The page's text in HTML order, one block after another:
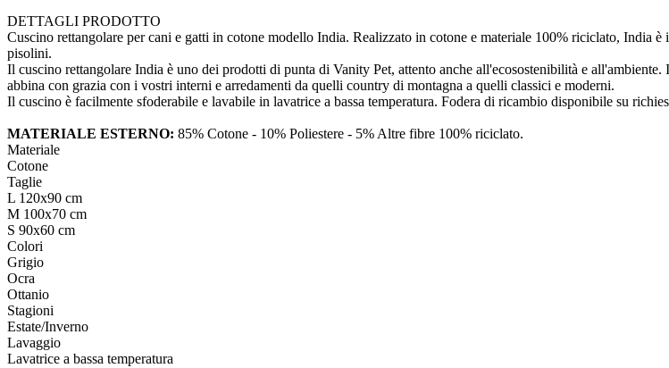
DETTAGLI PRODOTTO
Cuscino rettangolare per cani e gatti in cotone modello India. Realizzato in cotone e materiale 100% riciclato, India
pisolini.
Il cuscino rettangolare India è uno dei prodotti di punta di Vanity Pet, attento anche all'ecosostenibilità e
abbina con grazia con i vostri interni e arredamenti da quelli country di montagna a quelli classici e moderni.
Il cuscino è facilmente sfoderabile e lavabile in lavatrice a bassa temperatura. Fodera di ricambio disponibile su
MATERIALE ESTERNO: 85% Cotone - 10% Poliestere - 5% Altre fibre 100% riciclato.
Materiale
Cotone
Taglie
L 120x90 cm
M 100x70 cm
S 90x60 cm
Colori
Grigio
Ocra
Ottanio
Stagioni
Estate/Inverno
Lavaggio
Lavatrice a bassa temperatura